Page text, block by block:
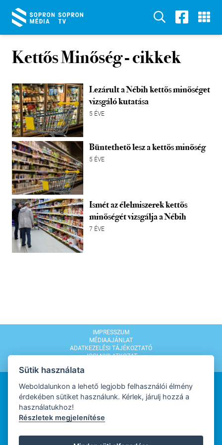
Kettős Minőség- cikkek
Lezárult a Nébih kettős minőséget
vizsgáló kutatása
5 ÉVE
Büntethető lesz a kettős minőség
5 ÉVE
Ismét az élelmiszerek kettős
minőségét vizsgálja a Nébih
7 ÉVE
IMPRESSZUM
MÉDIAAJÁNLAT
ADATKEZELÉSI TÁJÉKOZTATÓ
JOGI NYILATKOZAT
WEBDESIGN
Sütik használata
Weboldalunkon a lehető legjobb felhasználói élmény
érdekében sütiket használunk. Kérlek, járulj hozzá a
használatukhoz!
Részletek megjelenítése